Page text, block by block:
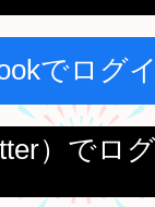
でログ
）でロ